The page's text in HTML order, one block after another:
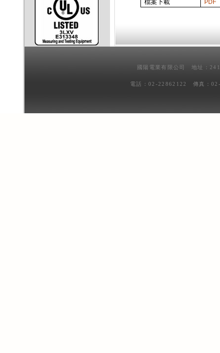
檔案下載
PDF
國陽電業有限公司 地址：
電話：02-22862122 傳真：